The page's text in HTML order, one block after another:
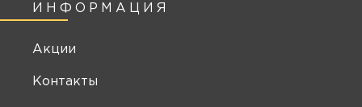
ИНФОРМАЦИЯ
Акции
Контакты